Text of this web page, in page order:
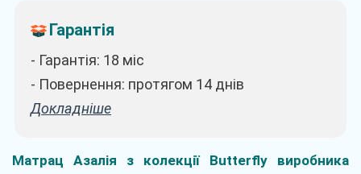
Гарантія
- Гарантія: 18 міс
- Повернення: протягом 14 днів
Докладніше
Матрац Азалія з колекції Butterfly виробника